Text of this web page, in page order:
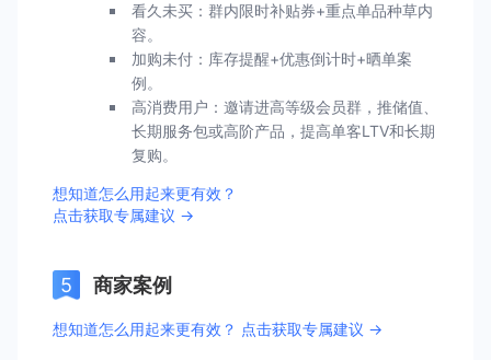
看久未买：群内限时补贴券+重点单品种草内
容。
加购未付：库存提醒+优惠倒计时+晒单案
例。
高消费用户：邀请进高等级会员群，推储值、
长期服务包或高阶产品，提高单客LTV和长期
复购。
想知道怎么用起来更有效？
点击获取专属建议 →
商家案例
想知道怎么用起来更有效？ 点击获取专属建议 →